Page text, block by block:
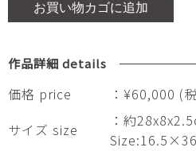
お買い物カゴに追加
作品詳細 details
価格 price
：¥60,000 (
サイズ size
：約